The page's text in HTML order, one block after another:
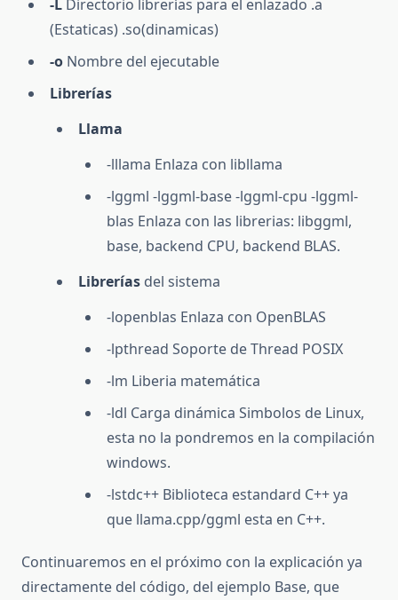
-L Directorio librerías para el enlazado .a
(Estaticas) .so(dinamicas)
-o Nombre del ejecutable
Librerías
Llama
-lllama Enlaza con libllama
-lggml -lggml-base -lggml-cpu -lggml-
blas Enlaza con las librerias: libggml,
base, backend CPU, backend BLAS.
Librerías del sistema
-lopenblas Enlaza con OpenBLAS
-lpthread Soporte de Thread POSIX
-lm Liberia matemática
-ldl Carga dinámica Simbolos de Linux,
esta no la pondremos en la compilación
windows.
-lstdc++ Biblioteca estandard C++ ya
que llama.cpp/ggml esta en C++.
Continuaremos en el próximo con la explicación ya
directamente del código, del ejemplo Base, que